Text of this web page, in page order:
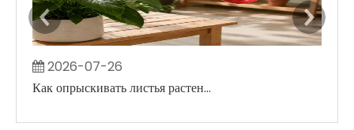
2026-07-26
Как опрыскивать листья растений, не создавая больших влажных пятен